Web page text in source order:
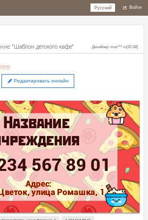
Русский Войти
"Шаблон детского кафе" Дизайнер: mus***.ru(ID:38)
Редактировать онлайн
Название
Название
Адрес:
улица Ромашка, 1
Адрес:
улица Ромашка, 1
567 89 01
567 89 01